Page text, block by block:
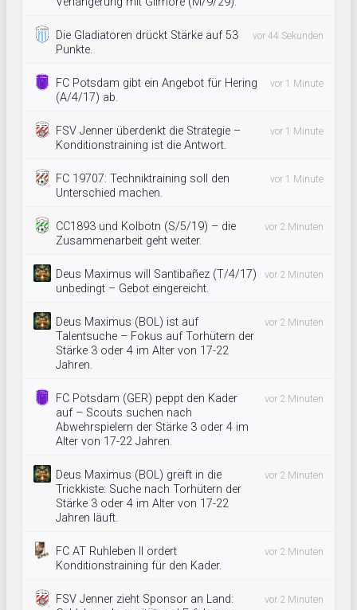
Die Gladiatoren drückt Stärke auf 53
Punkte.
vor 44 Sekunden
FC Potsdam gibt ein Angebot für Hering
(A/4/17) ab.
vor 1 Minute
FSV Jenner überdenkt die Strategie –
Konditionstraining ist die Antwort.
vor 1 Minute
FC 19707: Techniktraining soll den
Unterschied machen.
vor 1 Minute
CC1893 und Kolbotn (S/5/19) – die
Zusammenarbeit geht weiter.
vor 2 Minuten
Deus Maximus will Santibañez (T/4/17)
unbedingt – Gebot eingereicht.
vor 2 Minuten
Deus Maximus (BOL) ist auf
Talentsuche – Fokus auf Torhütern der
Stärke 3 oder 4 im Alter von 17-22
Jahren.
vor 2 Minuten
FC Potsdam (GER) peppt den Kader
auf – Scouts suchen nach
Abwehrspielern der Stärke 3 oder 4 im
Alter von 17-22 Jahren.
vor 2 Minuten
Deus Maximus (BOL) greift in die
Trickkiste: Suche nach Torhütern der
Stärke 3 oder 4 im Alter von 17-22
Jahren läuft.
vor 2 Minuten
FC AT Ruhleben II ordert
Konditionstraining für den Kader.
vor 2 Minuten
FSV Jenner zieht Sponsor an Land:
vor 2 Minuten